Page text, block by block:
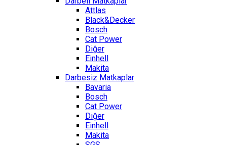
Attlas
Black&Decker
Bosch
Cat Power
Diğer
Einhell
Makita
Darbesiz Matkaplar
Bavaria
Bosch
Cat Power
Diğer
Einhell
Makita